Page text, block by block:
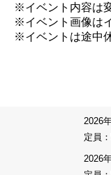
※イベント内容は
※イベント画像は
※イベントは途中
2026
定員
2026